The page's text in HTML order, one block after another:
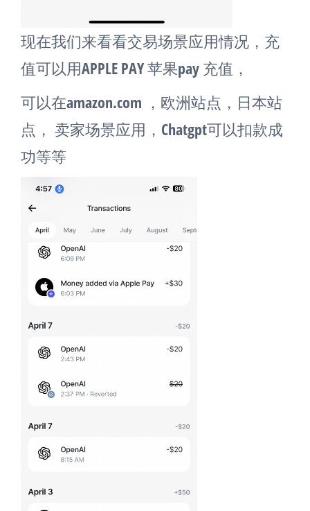
现在我们来看看交易场景应用情况，充
值可以用APPLE PAY 苹果pay 充值，
可以在amazon.com ，欧洲站点，日本站
点， 卖家场景应用，Chatgpt可以扣款成
功等等